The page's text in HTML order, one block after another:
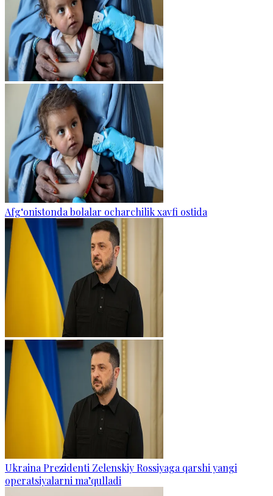
Afg‘onistonda bolalar ocharchilik xavfi ostida
Ukraina Prezidenti Zelenskiy Rossiyaga qarshi yangi
operatsiyalarni ma’qulladi